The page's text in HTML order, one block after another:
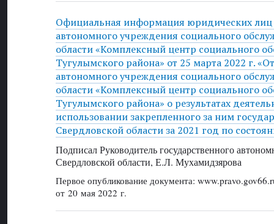
Официальная информация юридических лиц
автономного учреждения социального
области «Комплексный центр социального
Тугулымского района» от 25 марта 2022 г.
автономного учреждения социального
области «Комплексный центр социального
Тугулымского района» о результатах
использовании закрепленного за ним
Свердловской области за 2021 год по
Подписал Руководитель государственного
Свердловской области, Е.Л. Мухамидзярова
Первое опубликование документа:
от 20 мая 2022 г.